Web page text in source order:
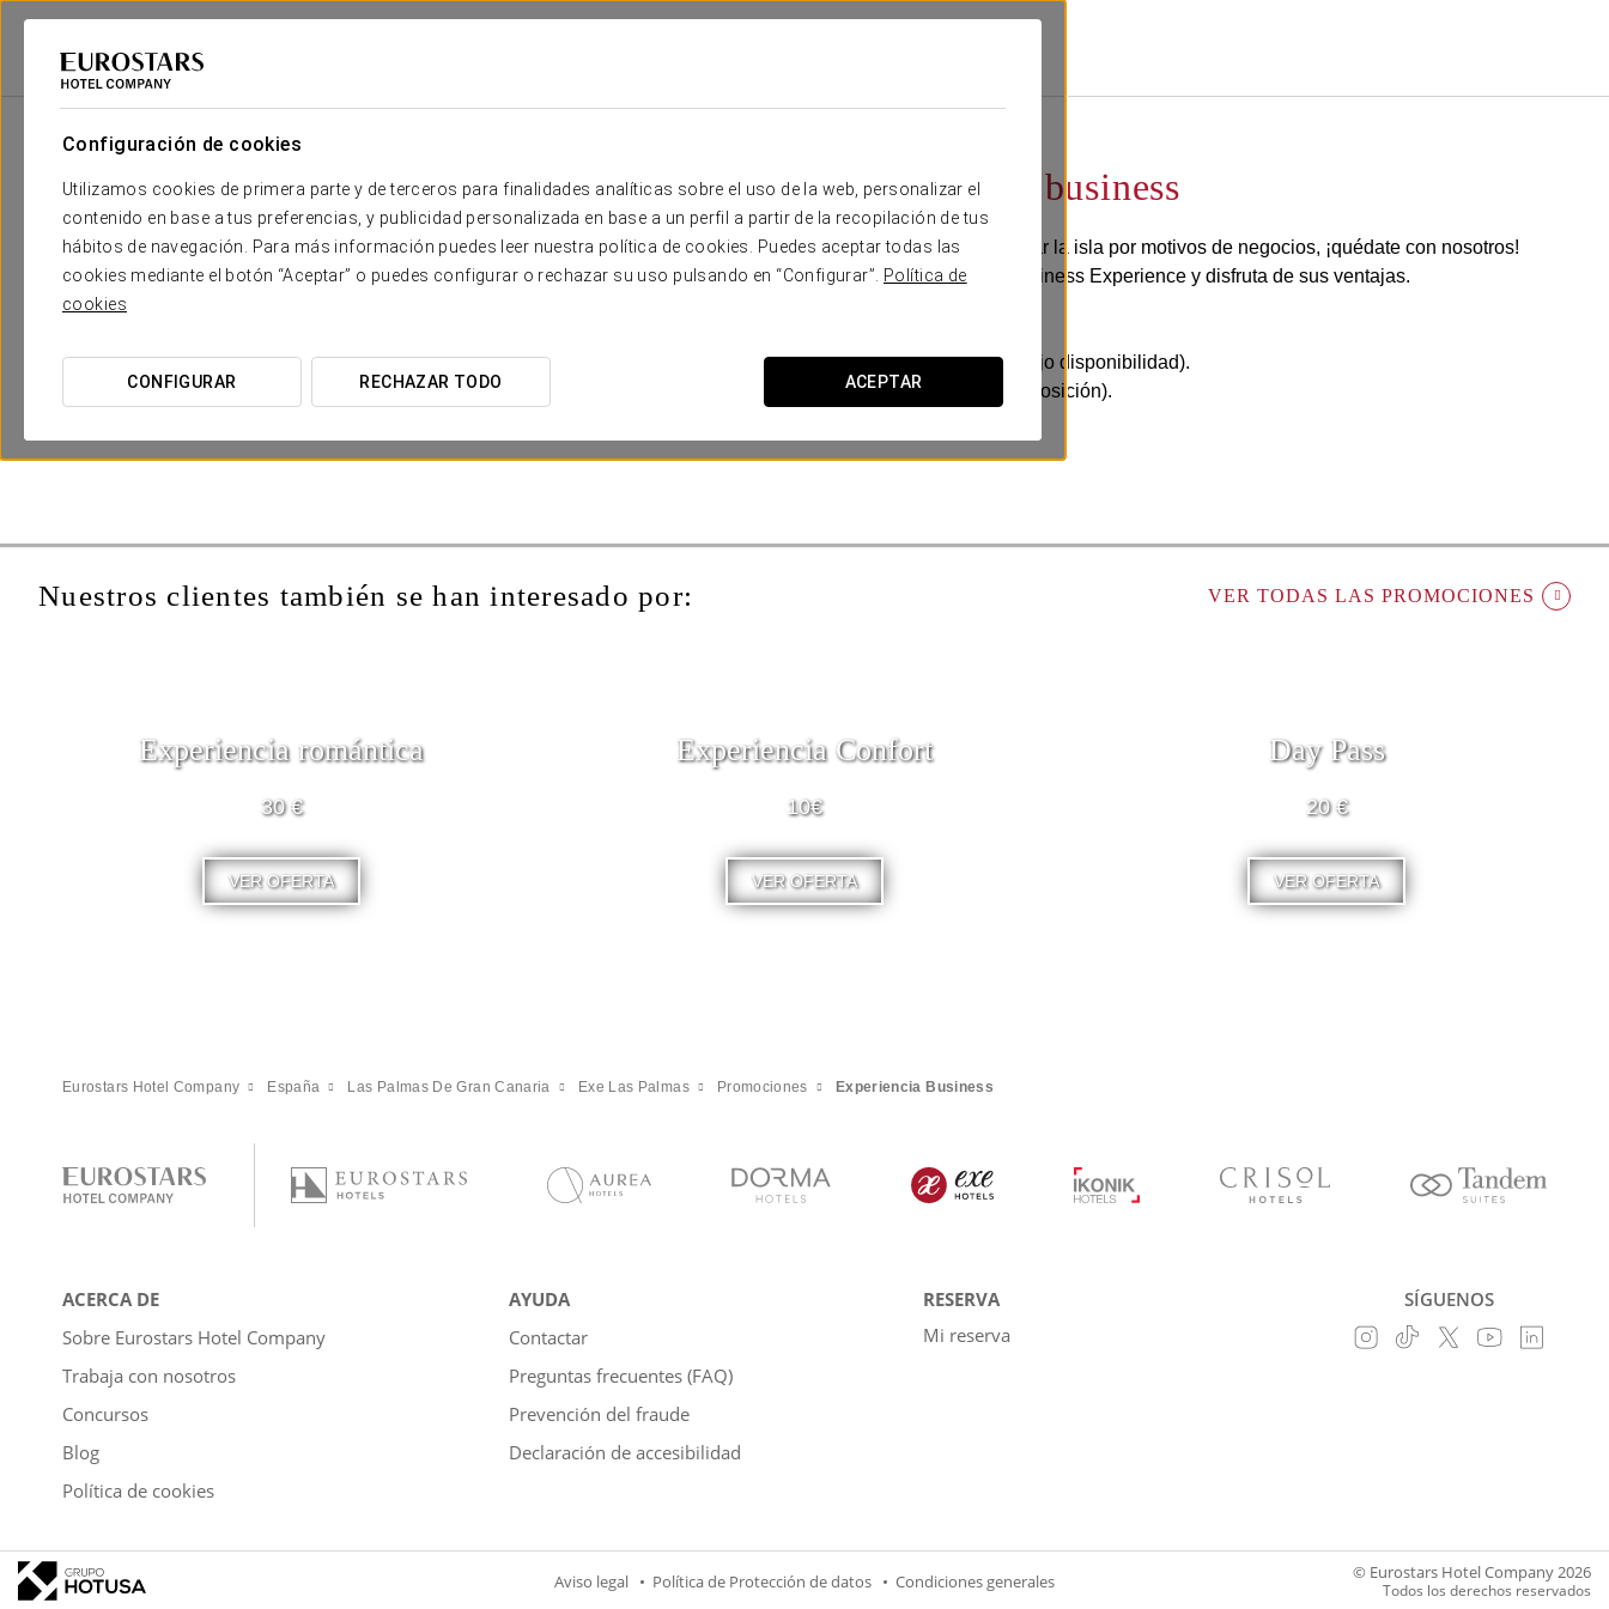
Configuración de cookies
Utilizamos cookies de primera parte y de terceros para finalidades analíticas sobre el uso de la web, personalizar el
contenido en base a tus preferencias, y publicidad personalizada en base a un perfil a partir de la recopilación de tus
hábitos de navegación. Para más información puedes leer nuestra política de cookies. Puedes aceptar todas las
cookies mediante el botón “Aceptar” o puedes configurar o rechazar su uso pulsando en “Configurar”.
Política de
cookies
CONFIGURAR RECHAZAR TODO ACEPTAR
Eurostars Hotel Company
Experiencia business
Si tienes pensado visitar la isla por motivos de negocios, ¡quédate con nosotros!
Aprovecha nuestra Business Experience y disfruta de sus ventajas.
-Entrada anticipada (bajo disponibilidad).
-Minibar (no incluye reposición).
Nuestros clientes también se han interesado por: VER TODAS LAS PROMOCIONES
Experiencia romántica
30 €
VER OFERTA
Experiencia Confort
10€
VER OFERTA
Day Pass
20 €
VER OFERTA
Eurostars Hotel Company España Las Palmas De Gran Canaria Exe Las Palmas Promociones Experiencia Business
ACERCA DE
Sobre Eurostars Hotel Company
Trabaja con nosotros
Concursos
Blog
Política de cookies
AYUDA
Contactar
Preguntas frecuentes (FAQ)
Prevención del fraude
Declaración de accesibilidad
RESERVA
Mi reserva
SÍGUENOS
Aviso legal Política de Protección de datos Condiciones generales © Eurostars Hotel Company 2026
Todos los derechos reservados